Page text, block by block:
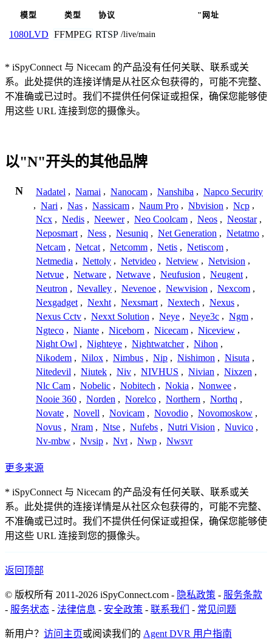
模型 类型 协议 "网址
1080LVD FFMPEG RTSP /live/main
* iSpyConnect 与 Nicecam 的产品没有任何关联、联系或关
系。此处提供的连接详情是从社区众包获得的，可能不完整、
不准确或已过时。我们不提供任何保证或担保，确保您能够使
用这些 URL 连接到您的摄像头。
以"N"开头的其他品牌
N Nadatel , Namai , Nanocam , Nanshiba , Napco Security
, Nari , Nas , Nassicam , Naum Pro , Nbvision , Ncp ,
Ncx , Nedis , Neewer , Neo Coolcam , Neos , Neostar ,
Neposmart , Ness , Nesuniq , Net Generation , Netatmo ,
Netcam , Netcat , Netcomm , Netis , Netiscom ,
Netmedia , Nettoly , Netvideo , Netview , Netvision ,
Netvue , Netware , Netwave , Neufusion , Neugent ,
Neutron , Nevalley , Nevenoe , Newvision , Nexcom ,
Nexgadget , Nexht , Nexsmart , Nextech , Nexus ,
Nexus Cctv , Nexxt Solution , Neye , Neye3c , Ngm ,
Ngteco , Niante , Niceborn , Nicecam , Niceview ,
Night Owl , Nighteye , Nightwatcher , Nihon ,
Nikodem , Nilox , Nimbus , Nip , Nishimon , Nisuta ,
Nitedevil , Niutek , Niv , NIVHUS , Nivian , Nixzen ,
Nlc Cam , Nobelic , Nobitech , Nokia , Nonwee ,
Nooie 360 , Norden , Norelco , Northern , Northq ,
Novate , Novell , Novicam , Novodio , Novomoskow ,
Novus , Nram , Ntse , Nufebs , Nutri Vision , Nuvico ,
Nv-mbw , Nvsip , Nvt , Nwp , Nwsvr
更多来源
* iSpyConnect 与 Nicecam 的产品没有任何关联、联系或关
系。此处提供的连接详情是从社区众包获得的，可能不完整、
不准确或已过时。我们不提供任何保证或担保，确保您能够使
用这些 URL 连接到您的摄像头。
返回顶部
© 版权所有 2011-2026 iSpyConnect.com - 隐私政策 - 服务条款
- 服务状态 - 法律信息 - 安全政策 - 联系我们 - 常见问题
新用户？ 访问主页或阅读我们的 Agent DVR 用户指南